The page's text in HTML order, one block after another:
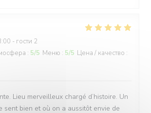
- гости 2
: 5/5 Меню : 5/5 Цена / качество :
Lieu merveilleux chargé d’histoire. Un
sent bien et où on a aussitôt envie de